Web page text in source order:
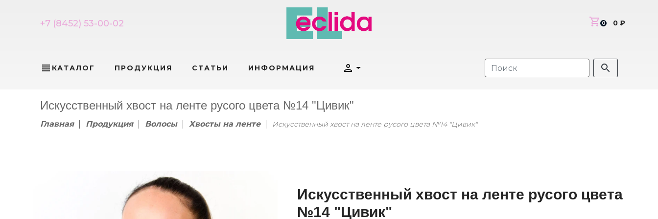
+7 (8452) 53-00-02 shopping_cart0 0 ₽
view_headline КАТАЛОГ ПРОДУКЦИЯ СТАТЬИ ИНФОРМАЦИЯ person search
Искусственный хвост на ленте русого цвета №14 "Цивик"
Главная Продукция Волосы Хвосты на ленте Искусственный хвост на ленте русого цвета №14 "Цивик"
Искусственный хвост на ленте русого цвета
№14 "Цивик"